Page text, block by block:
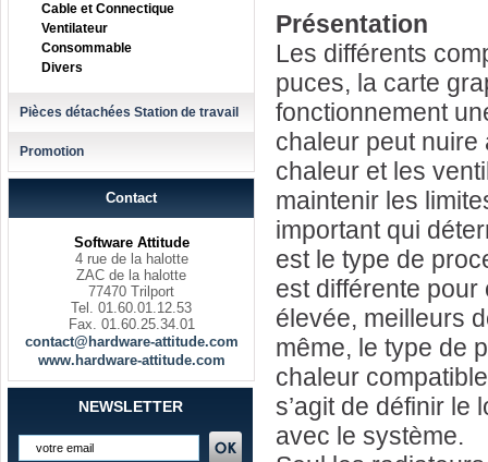
Cable et Connectique
Ventilateur
Consommable
Divers
Pièces détachées Station de travail
Promotion
Contact
Software Attitude
4 rue de la halotte
ZAC de la halotte
77470 Trilport
Tel. 01.60.01.12.53
Fax. 01.60.25.34.01
contact@hardware-attitude.com
www.hardware-attitude.com
NEWSLETTER
Présentation
Les différents
puces, la carte
fonctionnement
chaleur peut
chaleur et les
maintenir les
important qui
est le type de
est différente
élevée, meilleurs
même, le type de
chaleur
s’agit de définir le
avec le système.